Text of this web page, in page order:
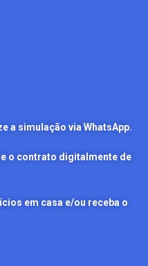
a simulação via WhatsApp.
o contrato digitalmente de
em casa e/ou receba o